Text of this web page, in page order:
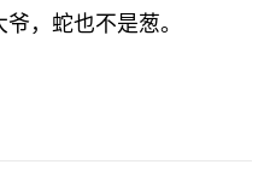
，蛇也不是葱。